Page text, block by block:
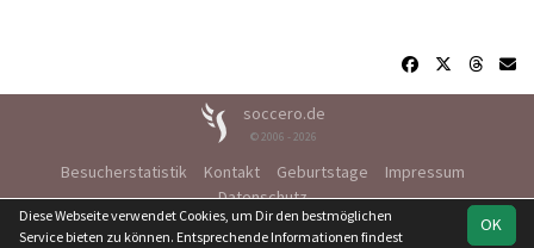
soccero.de
© 2006 - 2026
Besucherstatistik Kontakt Geburtstage
Impressum
Datenschutz
OK
Diese Webseite verwendet Cookies, um Dir den bestmöglichen
Service bieten zu können. Entsprechende Informationen findest